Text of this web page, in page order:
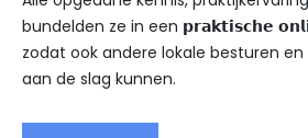
bundelden ze in een 𝗽𝗿𝗮𝗸𝘁𝗶𝘀𝗰𝗵𝗲
zodat ook andere lokale besturen
aan de slag kunnen.